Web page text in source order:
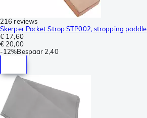
216 reviews
Skerper Pocket Strop STP002, stropping paddle
€ 17,60
€ 20,00
-12%Bespaar 2,40